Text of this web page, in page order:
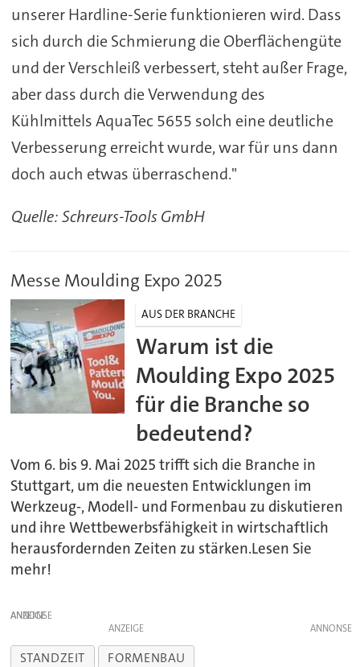
unserer Hardline-Serie funktionieren wird. Dass
sich durch die Schmierung die Oberflächengüte
und der Verschleiß verbessert, steht außer Frage,
aber dass durch die Verwendung des
Kühlmittels AquaTec 5655 solch eine deutliche
Verbesserung erreicht wurde, war für uns dann
doch auch etwas überraschend."
Quelle: Schreurs-Tools GmbH
Messe Moulding Expo 2025
AUS DER BRANCHE
Warum ist die
Moulding Expo 2025
für die Branche so
bedeutend?
Vom 6. bis 9. Mai 2025 trifft sich die Branche in
Stuttgart, um die neuesten Entwicklungen im
Werkzeug-, Modell- und Formenbau zu diskutieren
und ihre Wettbewerbsfähigkeit in wirtschaftlich
herausfordernden Zeiten zu stärken.Lesen Sie
mehr!
ANZEIGE
ANZEIGE
STANDZEIT
FORMENBAU